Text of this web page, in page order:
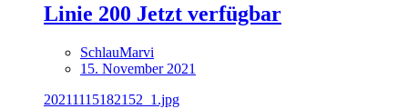
Linie 200 Jetzt verfügbar
SchlauMarvi
15. November 2021
20211115182152_1.jpg